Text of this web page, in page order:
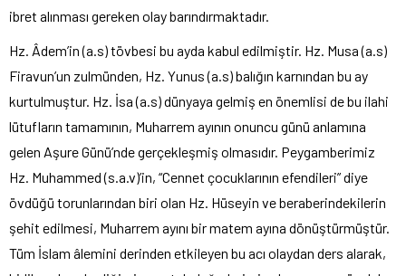
ibret alınması gereken olay barındırmaktadır.
Hz. Âdem’in (a.s) tövbesi bu ayda kabul edilmiştir. Hz. Musa (a.s)
Firavun’un zulmünden, Hz. Yunus (a.s) balığın karnından bu ay
kurtulmuştur. Hz. İsa (a.s) dünyaya gelmiş en önemlisi de bu ilahi
lütufların tamamının, Muharrem ayının onuncu günü anlamına
gelen Aşure Günü’nde gerçekleşmiş olmasıdır. Peygamberimiz
Hz. Muhammed (s.a.v)’in, “Cennet çocuklarının efendileri” diye
övdüğü torunlarından biri olan Hz. Hüseyin ve beraberindekilerin
şehit edilmesi, Muharrem ayını bir matem ayına dönüştürmüştür.
Tüm İslam âlemini derinden etkileyen bu acı olaydan ders alarak,